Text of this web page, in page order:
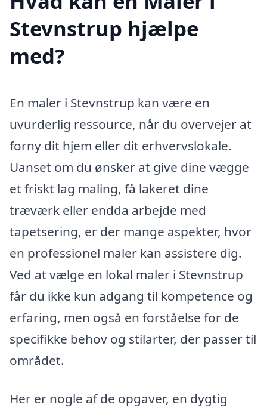
Stevnstrup hjælpe
med?
En maler i Stevnstrup kan være en
uvurderlig ressource, når du overvejer at
forny dit hjem eller dit erhvervslokale.
Uanset om du ønsker at give dine vægge
et friskt lag maling, få lakeret dine
træværk eller endda arbejde med
tapetsering, er der mange aspekter, hvor
en professionel maler kan assistere dig.
Ved at vælge en lokal maler i Stevnstrup
får du ikke kun adgang til kompetence og
erfaring, men også en forståelse for de
specifikke behov og stilarter, der passer til
området.
Her er nogle af de opgaver, en dygtig